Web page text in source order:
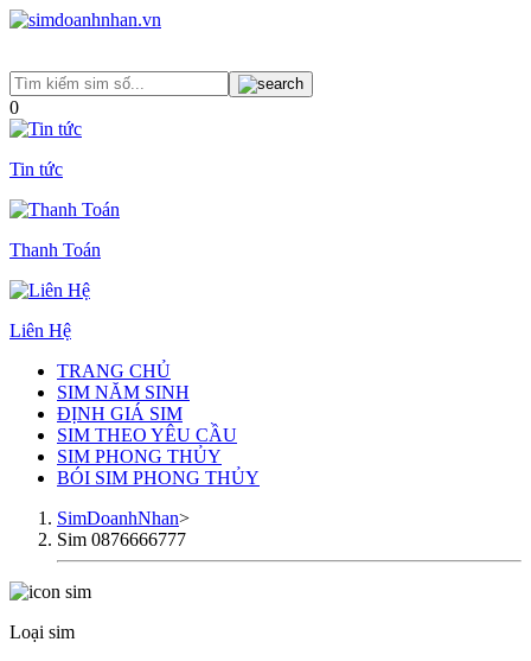
0
Tin tức
Thanh Toán
Liên Hệ
TRANG CHỦ
SIM NĂM SINH
ĐỊNH GIÁ SIM
SIM THEO YÊU CẦU
SIM PHONG THỦY
BÓI SIM PHONG THỦY
SimDoanhNhan>
Sim 0876666777
Loại sim